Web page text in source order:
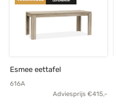
Esmee eettafel
616A
Adviesprijs €415,-